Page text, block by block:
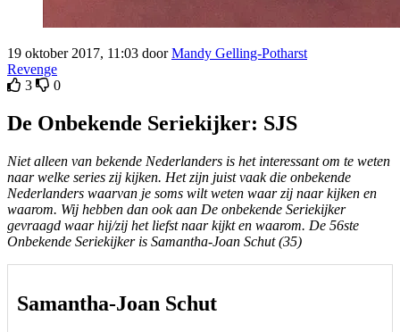
19 oktober 2017, 11:03 doorMandy Gelling-Potharst
Revenge
3
0
De Onbekende Seriekijker: SJS
Niet alleen van bekende Nederlanders is het interessant om te weten
naar welke series zij kijken. Het zijn juist vaak die onbekende
Nederlanders waarvan je soms wilt weten waar zij naar kijken en
waarom. Wij hebben dan ook aan De onbekende Seriekijker
gevraagd waar hij/zij het liefst naar kijkt en waarom. De 56ste
Onbekende Seriekijker is Samantha-Joan Schut (35)
Samantha-Joan Schut